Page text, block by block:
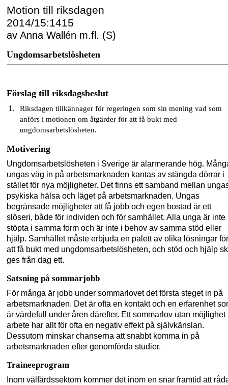
Motion till riksdagen
2014/15:1415
av Anna Wallén m.fl. (S)
Ungdomsarbetslösheten
Förslag till riksdagsbeslut
Riksdagen tillkännager för regeringen som sin mening vad som
anförs i motionen om åtgärder för att få bukt med
ungdomsarbetslösheten.
Motivering
Ungdomsarbetslösheten i Sverige är alarmerande hög.
ungas väg in på arbetsmarknaden kantas av stängda dörrar i
stället för nya möjligheter. Det finns ett samband mellan
psykiska hälsa och läget på arbetsmarknaden. Ungas
begränsade möjligheter att få jobb och egen bostad är ett
slöseri, både för individen och för samhället. Alla unga är inte
stöpta i samma form och är inte i behov av samma stöd eller
hjälp. Samhället måste erbjuda en palett av olika lösningar för
att få bukt med ungdomsarbetslösheten, och stöd och hjälp
ges från dag ett.
Satsning på sommarjobb
För många är jobb under sommarlovet det första steget in på
arbetsmarknaden. Det är ofta en kontakt och en erfarenhet
är värdefull under åren därefter. Ett sommarlov utan möjlighet
arbete har allt för ofta en negativ effekt på självkänslan.
Dessutom minskar chanserna att snabbt komma in på
arbetsmarknaden efter genomförda studier.
Traineeprogram
Inom välfärdssektorn kommer det inom en snar framtid att